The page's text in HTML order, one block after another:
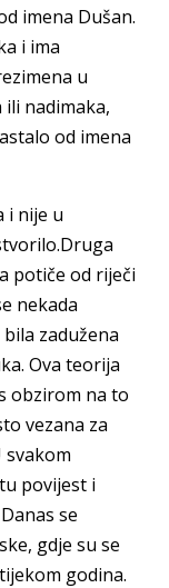
imena Dušan.
i ima
u
nadimaka,
od imena
i nije u
potiče od riječi
nekada
zadužena
Ova teorija
obzirom na to
vezana za
svakom
povijest i
se
gdje su se
godina.